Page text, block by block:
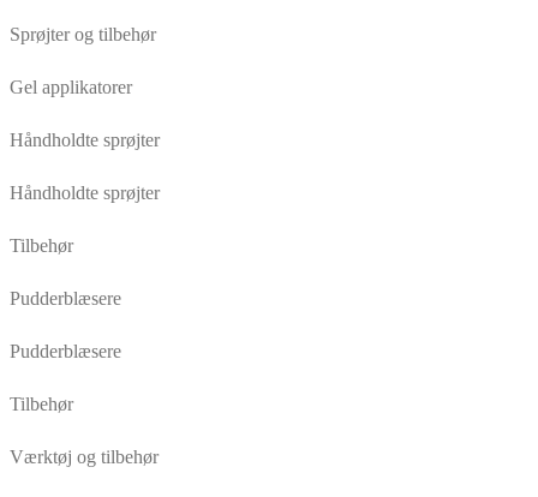
Sprøjter og tilbehør
Gel applikatorer
Håndholdte sprøjter
Håndholdte sprøjter
Tilbehør
Pudderblæsere
Pudderblæsere
Tilbehør
Værktøj og tilbehør